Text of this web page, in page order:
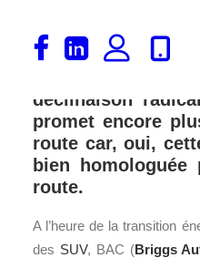
En marge du
Goodwood, la
déclinaison
promet encore
route car, oui,
bien
route.
A l’heure de la transition
des SUV, BAC (Briggs